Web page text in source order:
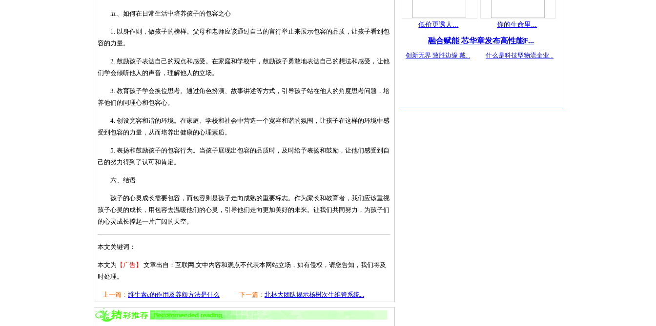
五、如何在日常生活中培养孩子的包容之心
1. 以身作则，做孩子的榜样。父母和老师应该通过自己的言行举止来展示包容的品质，让孩子看到包
容的力量。
2. 鼓励孩子表达自己的观点和感受。在家庭和学校中，鼓励孩子勇敢地表达自己的想法和感受，让他
们学会倾听他人的声音，理解他人的立场。
3. 教育孩子学会换位思考。通过角色扮演、故事讲述等方式，引导孩子站在他人的角度思考问题，培
养他们的同理心和包容心。
4. 创设宽容和谐的环境。在家庭、学校和社会中营造一个宽容和谐的氛围，让孩子在这样的环境中感
受到包容的力量，从而培养出健康的心理素质。
5. 表扬和鼓励孩子的包容行为。当孩子展现出包容的品质时，及时给予表扬和鼓励，让他们感受到自
己的努力得到了认可和肯定。
六、结语
孩子的心灵成长需要包容，而包容则是孩子走向成熟的重要标志。作为家长和教育者，我们应该重视
孩子心灵的成长，用包容去温暖他们的心灵，引导他们走向更加美好的未来。让我们共同努力，为孩子们
的心灵成长撑起一片广阔的天空。
本文关键词：
本文为 【广告】
文章出自：互联网,文中内容和观点不代表本网站立场，如有侵权，请您告知，我们将及
时处理。
上一篇： 维生素e的作用及养颜方法是什么 下一篇： 北林大团队揭示杨树次生维管系统...
低价更诱人... 你的生命里...
融合赋能 芯华章发布高性能F...
创新无界 致胜边缘 戴... 什么是科技型物流企业...